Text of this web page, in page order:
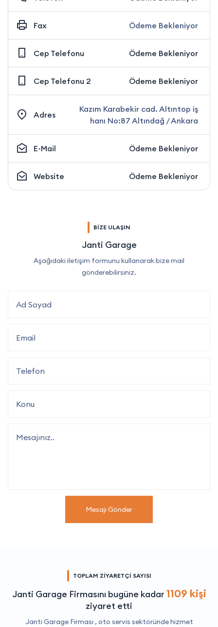
Fax Ödeme Bekleniyor
Cep Telefonu Ödeme Bekleniyor
Cep Telefonu 2 Ödeme Bekleniyor
Adres
Kazım Karabekir cad. Altıntop iş
hanı No:87 Altındağ / Ankara
E-Mail Ödeme Bekleniyor
Website Ödeme Bekleniyor
BİZE ULAŞIN
Janti Garage
Aşağıdaki iletişim formunu kullanarak bize mail
gönderebilirsiniz.
Mesajı Gönder
TOPLAM ZİYARETÇİ SAYISI
Janti Garage Firmasını bugüne kadar 1109 kişi
ziyaret etti
Janti Garage Firması , oto servis sektöründe hizmet